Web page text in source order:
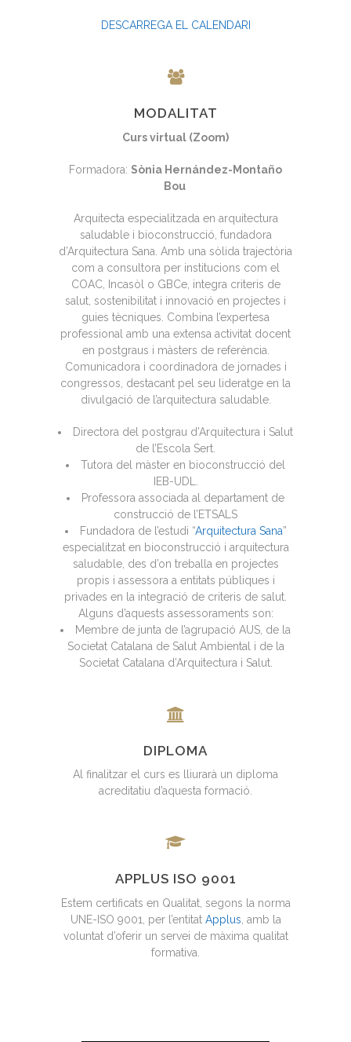
DESCARREGA EL CALENDARI
MODALITAT
Curs virtual (Zoom)
Formadora: Sònia Hernández-Montaño
Bou
Arquitecta especialitzada en arquitectura
saludable i bioconstrucció, fundadora
d’Arquitectura Sana. Amb una sòlida trajectòria
com a consultora per institucions com el
COAC, Incasòl o GBCe, integra criteris de
salut, sostenibilitat i innovació en projectes i
guies tècniques. Combina l’expertesa
professional amb una extensa activitat docent
en postgraus i màsters de referència.
Comunicadora i coordinadora de jornades i
congressos, destacant pel seu lideratge en la
divulgació de l’arquitectura saludable.
Directora del postgrau d’Arquitectura i Salut
de l’Escola Sert.
Tutora del màster en bioconstrucció del
IEB-UDL.
Professora associada al departament de
construcció de l’ETSALS
Fundadora de l’estudi “Arquitectura Sana”
especialitzat en bioconstrucció i arquitectura
saludable, des d’on treballa en projectes
propis i assessora a entitats públiques i
privades en la integració de criteris de salut.
Alguns d’aquests assessoraments son:
Membre de junta de l’agrupació AUS, de la
Societat Catalana de Salut Ambiental i de la
Societat Catalana d’Arquitectura i Salut.
DIPLOMA
Al finalitzar el curs es lliurarà un diploma
acreditatiu d’aquesta formació.
APPLUS ISO 9001
Estem certificats en Qualitat, segons la norma
UNE-ISO 9001, per l’entitat Applus , amb la
voluntat d’oferir un servei de màxima qualitat
formativa.